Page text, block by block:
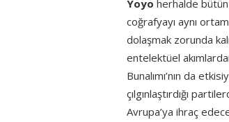
Yoyo herhalde bütün
coğrafyayı aynı
dolaşmak zorunda
entelektüel
Bunalımı’nın da
çılgınlaştırdığı
Avrupa’ya ihraç